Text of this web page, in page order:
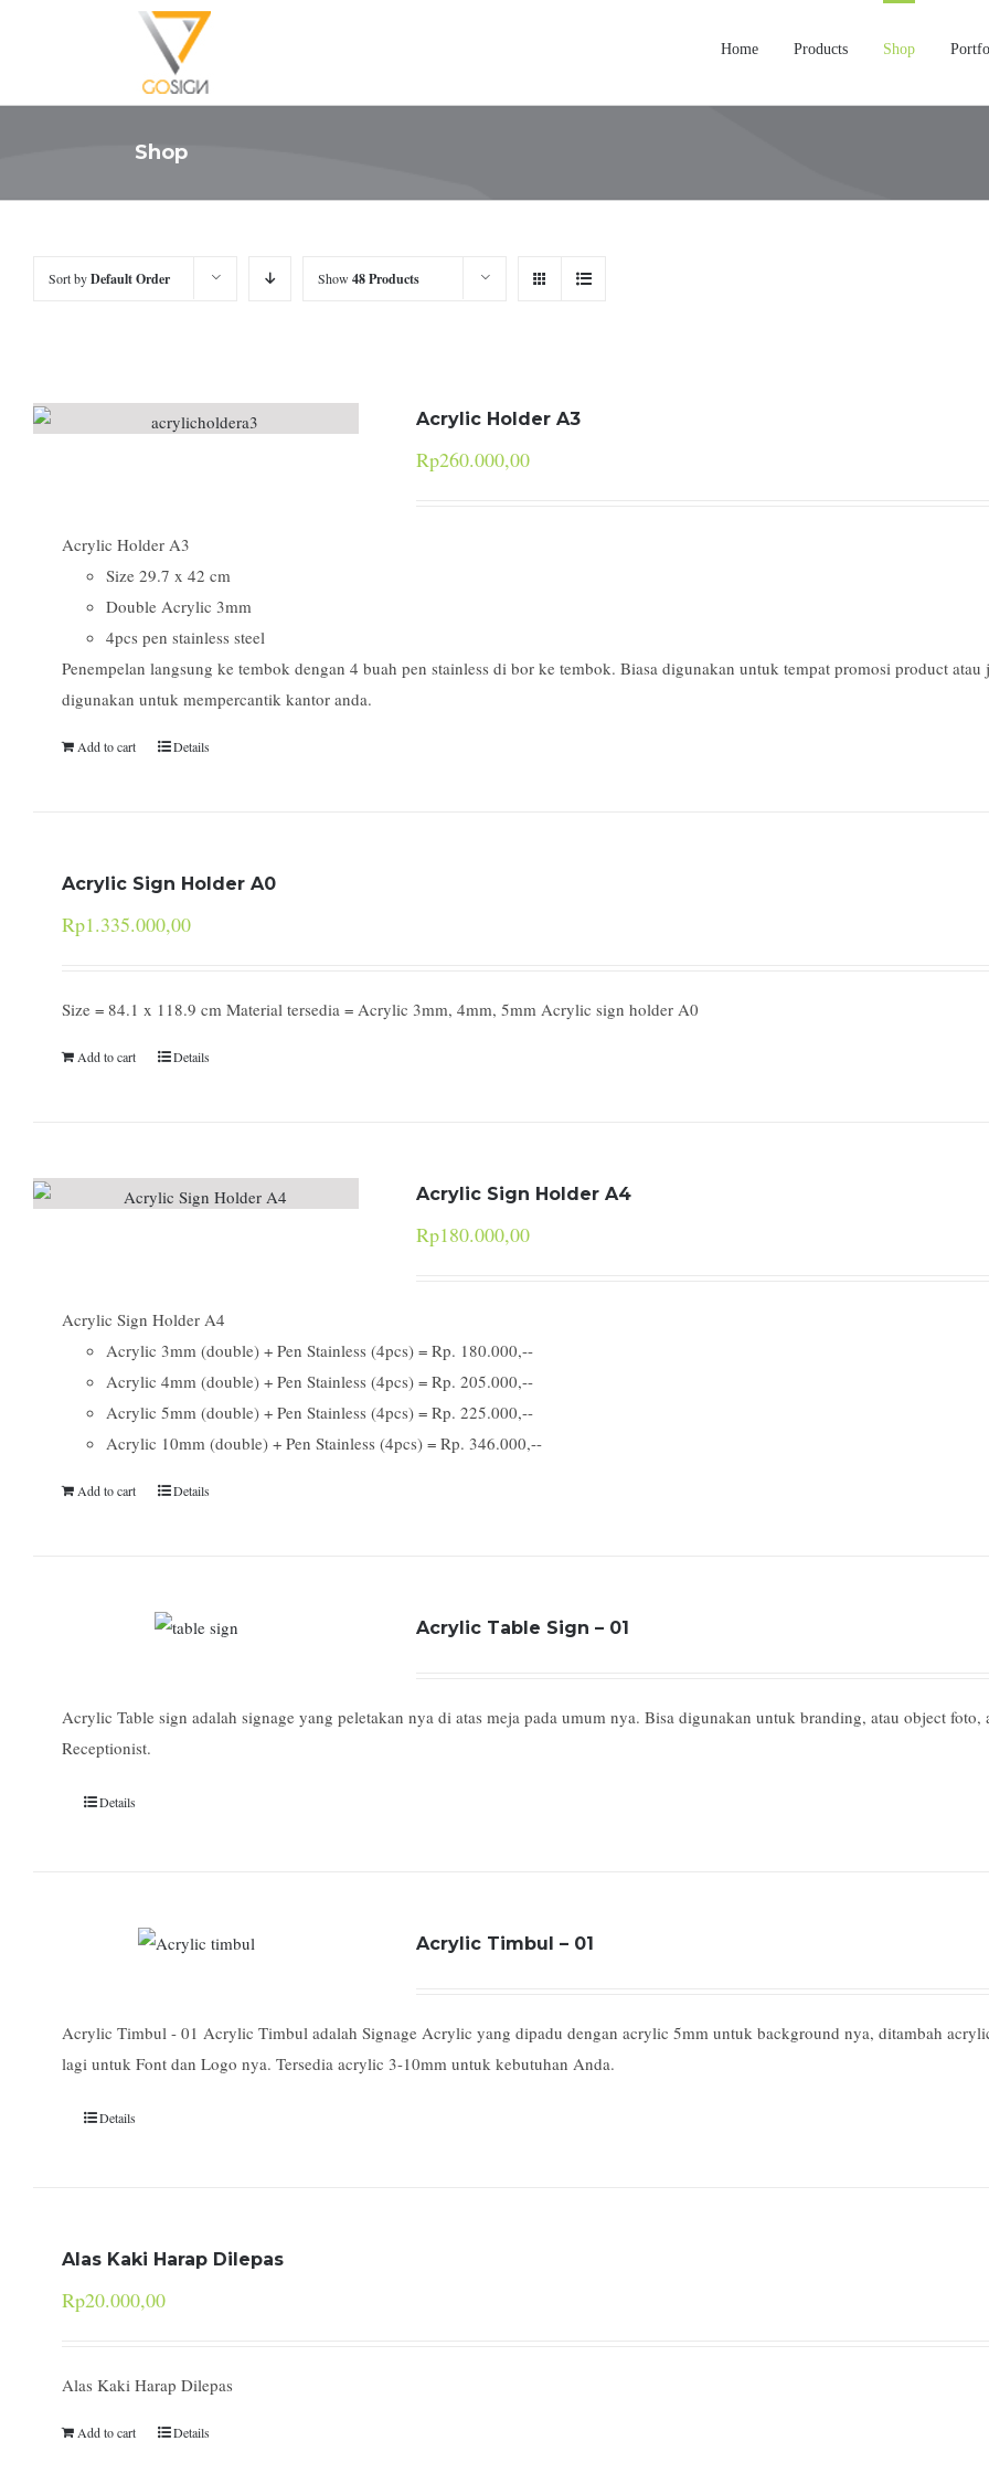
Home Products Shop
Shop
Sort byDefault Order Show 48 Products
Acrylic Holder A3
Rp260.000,00
Acrylic Holder A3
Size 29.7 x 42 cm
Double Acrylic 3mm
4pcs pen stainless steel
Penempelan langsung ke tembok dengan 4 buah pen stainless di bor ke tembok. Biasa digunakan untuk tempat promosi product atau
digunakan untuk mempercantik kantor anda.
Add to cart Details
Acrylic Sign Holder A0
Rp1.335.000,00
Size = 84.1 x 118.9 cm Material tersedia = Acrylic 3mm, 4mm, 5mm Acrylic sign holder A0
Add to cart Details
Acrylic Sign Holder A4
Rp180.000,00
Acrylic Sign Holder A4
Acrylic 3mm (double) + Pen Stainless (4pcs) = Rp. 180.000,--
Acrylic 4mm (double) + Pen Stainless (4pcs) = Rp. 205.000,--
Acrylic 5mm (double) + Pen Stainless (4pcs) = Rp. 225.000,--
Acrylic 10mm (double) + Pen Stainless (4pcs) = Rp. 346.000,--
Add to cart Details
Acrylic Table Sign – 01
Acrylic Table sign adalah signage yang peletakan nya di atas meja pada umum nya. Bisa digunakan untuk branding, atau object foto,
Receptionist.
Details
Acrylic Timbul – 01
Acrylic Timbul - 01 Acrylic Timbul adalah Signage Acrylic yang dipadu dengan acrylic 5mm untuk background nya, ditambah
lagi untuk Font dan Logo nya. Tersedia acrylic 3-10mm untuk kebutuhan Anda.
Details
Alas Kaki Harap Dilepas
Rp20.000,00
Alas Kaki Harap Dilepas
Add to cart Details